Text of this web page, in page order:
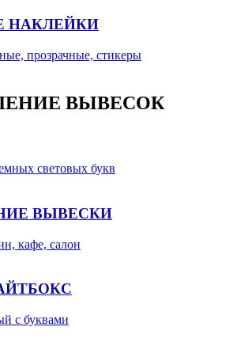
НАКЛЕЙКИ
прозрачные, стикеры
ВЫВЕСОК
световых букв
ВЫВЕСКИ
кафе, салон
с буквами